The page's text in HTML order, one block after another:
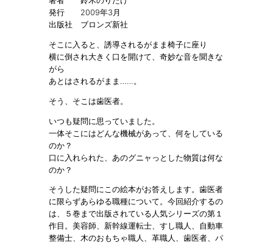
発行 2009年3月
出版社 ブロンズ新社
そこに入ると、誘導されるがまま椅子に座り
横に倒され大きく口を開けて、奇妙な音を聞きな
がら
あとはされるがまま……。
そう、そこは歯医者。
いつも疑問に思っていました。
一体そこにはどんな機械があって、何をしている
のか？
口に入れられた、あのグニャっとした物質は何な
のか？
そうした疑問にこの絵本がお答えします。歯医者
に限らずあらゆる職種について。今回紹介するの
は、５巻まで出版されている人気シリーズの第１
作目。美容師、新幹線運転士、すし職人、自動車
整備士、木のおもちゃ職人、革職人、歯医者、パ